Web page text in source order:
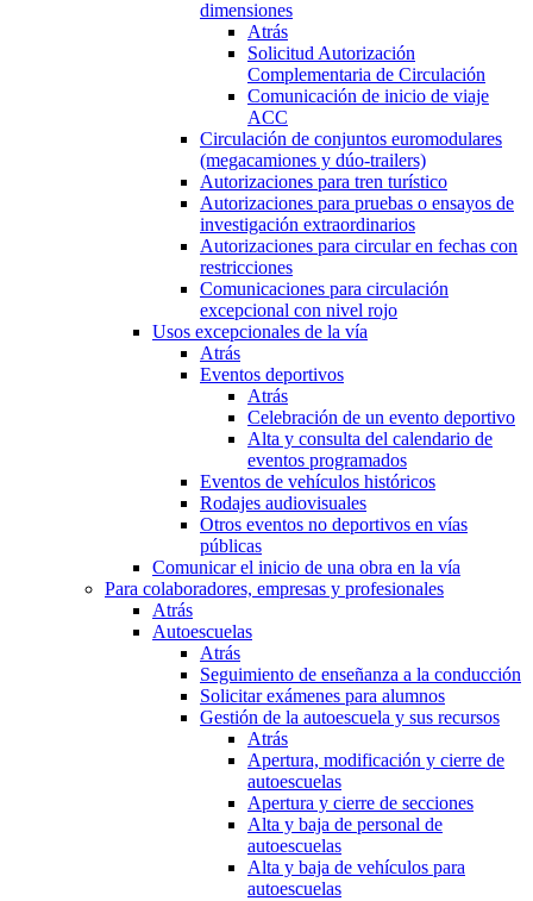
dimensiones
Atrás
Solicitud Autorización
Complementaria de Circulación
Comunicación de inicio de viaje
ACC
Circulación de conjuntos euromodulares
(megacamiones y dúo-trailers)
Autorizaciones para tren turístico
Autorizaciones para pruebas o ensayos de
investigación extraordinarios
Autorizaciones para circular en fechas con
restricciones
Comunicaciones para circulación
excepcional con nivel rojo
Usos excepcionales de la vía
Atrás
Eventos deportivos
Atrás
Celebración de un evento deportivo
Alta y consulta del calendario de
eventos programados
Eventos de vehículos históricos
Rodajes audiovisuales
Otros eventos no deportivos en vías
públicas
Comunicar el inicio de una obra en la vía
Para colaboradores, empresas y profesionales
Atrás
Autoescuelas
Atrás
Seguimiento de enseñanza a la conducción
Solicitar exámenes para alumnos
Gestión de la autoescuela y sus recursos
Atrás
Apertura, modificación y cierre de
autoescuelas
Apertura y cierre de secciones
Alta y baja de personal de
autoescuelas
Alta y baja de vehículos para
autoescuelas